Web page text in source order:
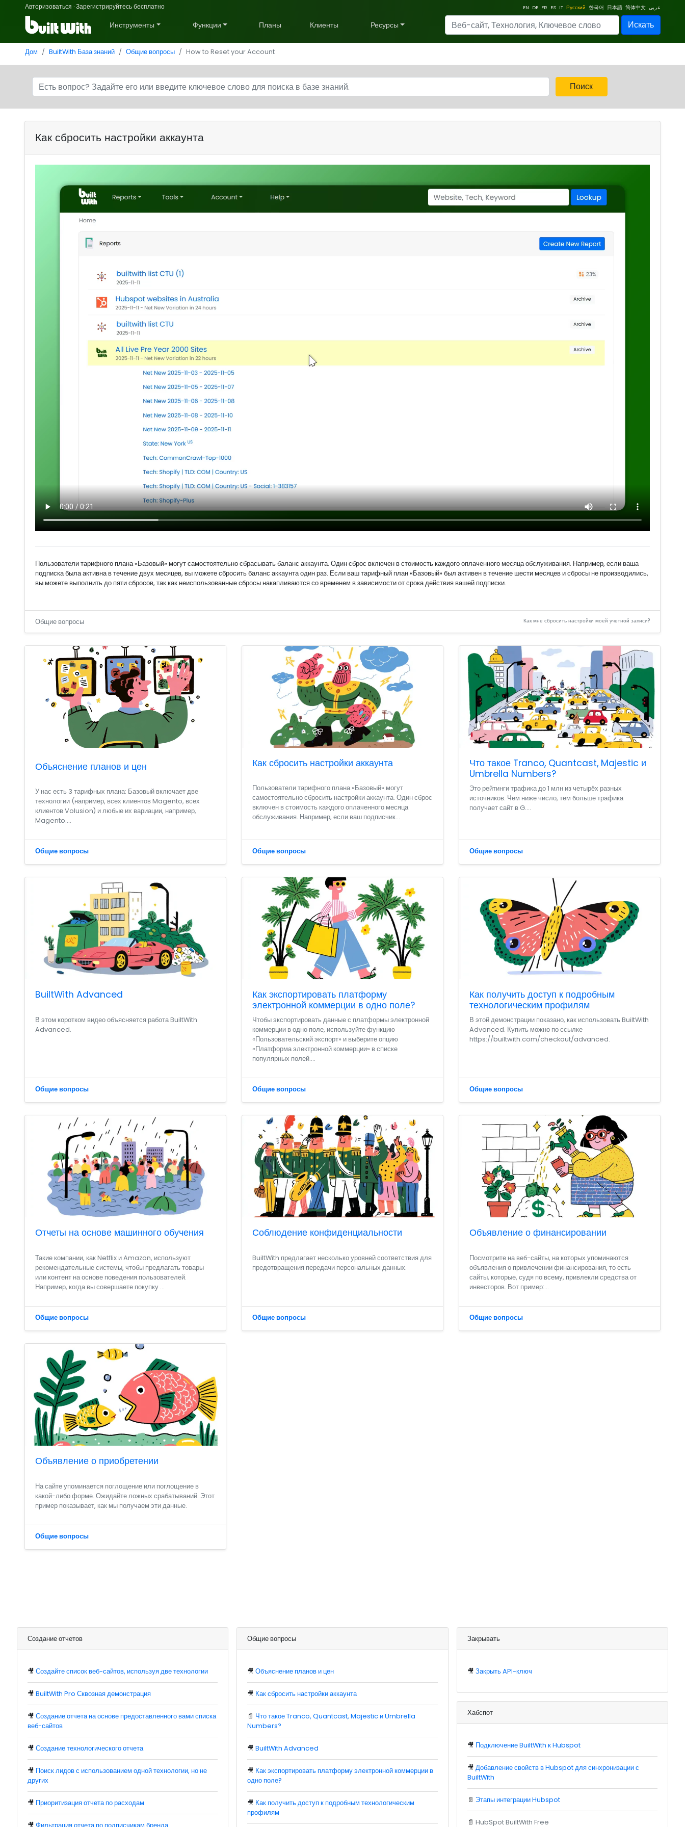
Авторизоваться ·Зарегистрируйтесь бесплатно EN DE FR ES IT Русский 한국어 日本語 简体中文 عربي
Инструменты Функции Планы Клиенты Ресурсы Искать
Дом BuiltWith База знаний Общие вопросы How to Reset your Account
Поиск
Как сбросить настройки аккаунта
Пользователи тарифного плана «Базовый» могут самостоятельно сбрасывать баланс аккаунта. Один сброс включен в стоимость каждого оплаченного месяца обслуживания. Например, если ваша
подписка была активна в течение двух месяцев, вы можете сбросить баланс аккаунта один раз. Если ваш тарифный план «Базовый» был активен в течение шести месяцев и сбросы не производились,
вы можете выполнить до пяти сбросов, так как неиспользованные сбросы накапливаются со временем в зависимости от срока действия вашей подписки.
Общие вопросы Как мне сбросить настройки моей учетной записи?
Объяснение планов и цен
У нас есть 3 тарифных плана: Базовый включает две
технологии (например, всех клиентов Magento, всех
клиентов Volusion) и любые их вариации, например,
Magento....
Общие вопросы
Как сбросить настройки аккаунта
Пользователи тарифного плана «Базовый» могут
самостоятельно сбросить настройки аккаунта. Один сброс
включен в стоимость каждого оплаченного месяца
обслуживания. Например, если ваш подписчик...
Общие вопросы
Что такое Tranco, Quantcast, Majestic и
Umbrella Numbers?
Это рейтинги трафика до 1 млн из четырёх разных
источников. Чем ниже число, тем больше трафика
получает сайт в G....
Общие вопросы
BuiltWith Advanced
В этом коротком видео объясняется работа BuiltWith
Advanced.
Общие вопросы
Как экспортировать платформу
электронной коммерции в одно поле?
Чтобы экспортировать данные с платформы электронной
коммерции в одно поле, используйте функцию
«Пользовательский экспорт» и выберите опцию
«Платформа электронной коммерции» в списке
популярных полей....
Общие вопросы
Как получить доступ к подробным
технологическим профилям
В этой демонстрации показано, как использовать BuiltWith
Advanced. Купить можно по ссылке
https://builtwith.com/checkout/advanced.
Общие вопросы
Отчеты на основе машинного обучения
Такие компании, как Netflix и Amazon, используют
рекомендательные системы, чтобы предлагать товары
или контент на основе поведения пользователей.
Например, когда вы совершаете покупку ...
Общие вопросы
Соблюдение конфиденциальности
BuiltWith предлагает несколько уровней соответствия для
предотвращения передачи персональных данных.
Общие вопросы
Объявление о финансировании
Посмотрите на веб-сайты, на которых упоминаются
объявления о привлечении финансирования, то есть
сайты, которые, судя по всему, привлекли средства от
инвесторов. Вот пример:...
Общие вопросы
Объявление о приобретении
На сайте упоминается поглощение или поглощение в
какой-либо форме. Ожидайте ложных срабатываний. Этот
пример показывает, как мы получаем эти данные.
Общие вопросы
Создание отчетов
🎥 Создайте список веб-сайтов, используя две технологии
🎥 BuiltWith Pro Сквозная демонстрация
🎥 Создание отчета на основе предоставленного вами списка
веб-сайтов
🎥 Создание технологического отчета
🎥 Поиск лидов с использованием одной технологии, но не
других
🎥 Приоритизация отчета по расходам
🎥 Фильтрация отчета по подписчикам бренда
Общие вопросы
🎥Объяснение планов и цен
🎥 Как сбросить настройки аккаунта
📄 Что такое Tranco, Quantcast, Majestic и Umbrella
Numbers?
🎥BuiltWith Advanced
🎥 Как экспортировать платформу электронной коммерции в
одно поле?
🎥 Как получить доступ к подробным технологическим
профилям
Закрывать
🎥 Закрыть API-ключ
Хабспот
🎥 Подключение BuiltWith к Hubspot
🎥 Добавление свойств в Hubspot для синхронизации с
BuiltWith
📄 Этапы интеграции Hubspot
📄 HubSpot BuiltWith Free